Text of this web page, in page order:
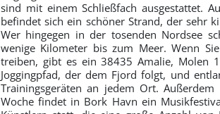
sind mit einem Schließfach ausgestattet.
befindet sich ein schöner Strand, der sehr
Wer hingegen in der tosenden Nordsee
wenige Kilometer bis zum Meer. Wenn
treiben, gibt es ein 38435 Amalie, Molen
Joggingpfad, der dem Fjord folgt, und
Trainingsgeräten an jedem Ort.
Woche findet in Bork Havn ein